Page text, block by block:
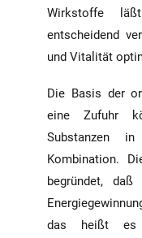
Wirkstoffe
entscheidend
und Vitalität
Die Basis der
eine Zufuhr
Substanzen
Kombination.
begründet,
das heißt es